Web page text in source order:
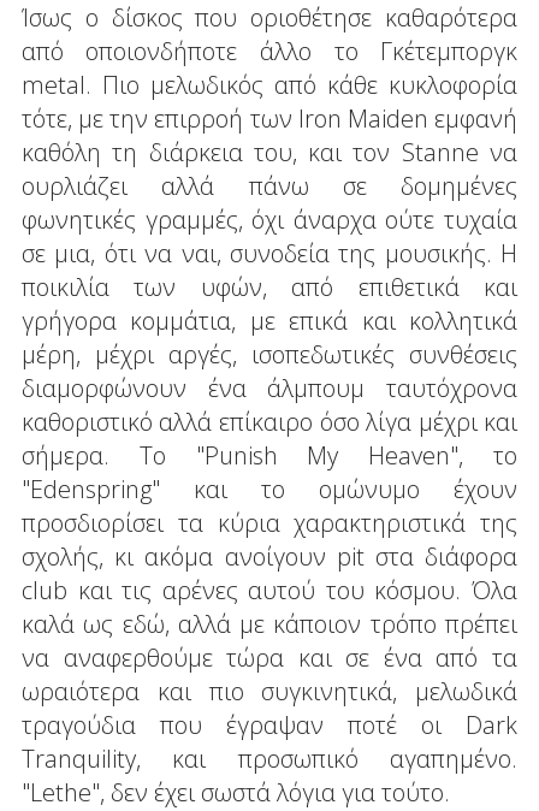
Ίσως ο δίσκος που οριοθέτησε καθαρότερα
από οποιονδήποτε άλλο το Γκέτεμποργκ
metal. Πιο μελωδικός από κάθε κυκλοφορία
τότε, με την επιρροή των Iron Maiden εμφανή
καθόλη τη διάρκεια του, και τον Stanne να
ουρλιάζει αλλά πάνω σε δομημένες
φωνητικές γραμμές, όχι άναρχα ούτε τυχαία
σε μια, ότι να ναι, συνοδεία της μουσικής. Η
ποικιλία των υφών, από επιθετικά και
γρήγορα κομμάτια, με επικά και κολλητικά
μέρη, μέχρι αργές, ισοπεδωτικές συνθέσεις
διαμορφώνουν ένα άλμπουμ ταυτόχρονα
καθοριστικό αλλά επίκαιρο όσο λίγα μέχρι και
σήμερα. Το "Punish My Heaven", το
"Edenspring" και το ομώνυμο έχουν
προσδιορίσει τα κύρια χαρακτηριστικά της
σχολής, κι ακόμα ανοίγουν pit στα διάφορα
club και τις αρένες αυτού του κόσμου. Όλα
καλά ως εδώ, αλλά με κάποιον τρόπο πρέπει
να αναφερθούμε τώρα και σε ένα από τα
ωραιότερα και πιο συγκινητικά, μελωδικά
τραγούδια που έγραψαν ποτέ οι Dark
Tranquility, και προσωπικό αγαπημένο.
"Lethe", δεν έχει σωστά λόγια για τούτο.